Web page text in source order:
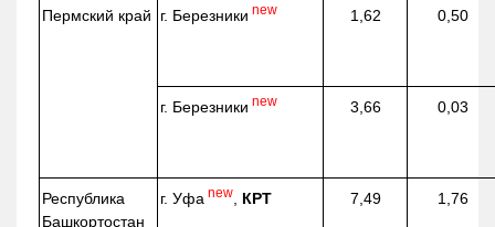
Пермский край г. Березники new 1,62 0,50
г. Березники new 3,66 0,03
Республика
Башкортостан
г. Уфа new КРТ 7,49 1,76